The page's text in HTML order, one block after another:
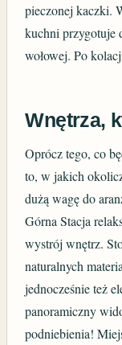
pieczonej kaczki.
kuchni przygotuje
wołowej. Po
Wnętrza,
Oprócz tego, co
to, w jakich
dużą wagę do
Górna Stacja
wystrój wnętrz.
naturalnych
jednocześnie też
panoramiczny
podniebienia!